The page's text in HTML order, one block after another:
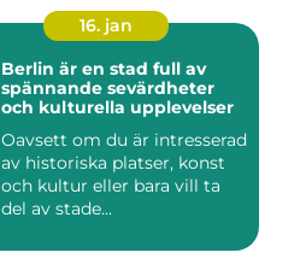
16. jan
Berlin är en stad full av
spännande sevärdheter
och kulturella upplevelser
Oavsett om du är intresserad
av historiska platser, konst
och kultur eller bara vill ta
del av stade...